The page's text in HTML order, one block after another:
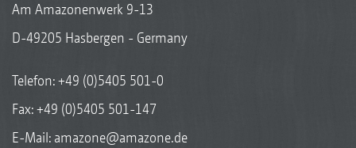
Am Amazonenwerk 9-13
D-49205 Hasbergen - Germany
Telefon:+49 (0)5405 501-0
Fax: +49 (0)5405 501-147
E-Mail: amazone@amazone.de